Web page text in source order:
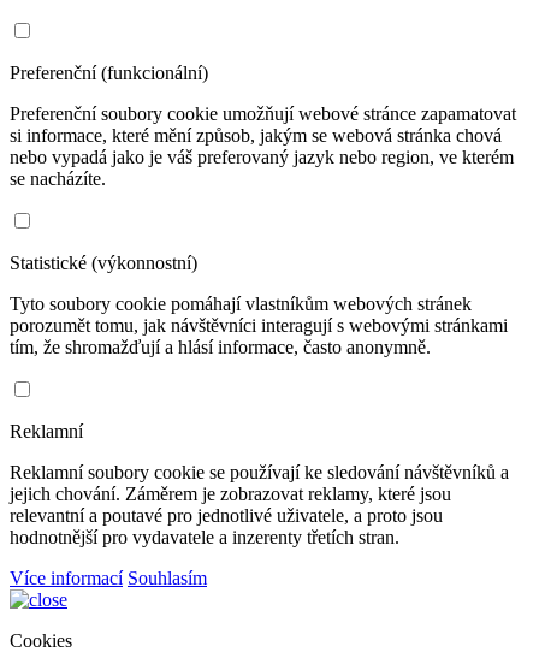
Preferenční (funkcionální)
Preferenční soubory cookie umožňují webové stránce zapamatovat
si informace, které mění způsob, jakým se webová stránka chová
nebo vypadá jako je váš preferovaný jazyk nebo region, ve kterém
se nacházíte.
Statistické (výkonnostní)
Tyto soubory cookie pomáhají vlastníkům webových stránek
porozumět tomu, jak návštěvníci interagují s webovými stránkami
tím, že shromažďují a hlásí informace, často anonymně.
Reklamní
Reklamní soubory cookie se používají ke sledování návštěvníků a
jejich chování. Záměrem je zobrazovat reklamy, které jsou
relevantní a poutavé pro jednotlivé uživatele, a proto jsou
hodnotnější pro vydavatele a inzerenty třetích stran.
Více informací Souhlasím
Cookies